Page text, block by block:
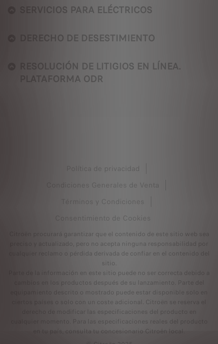
SERVICIOS PARA ELÉCTRICOS
DERECHO DE DESESTIMIENTO
RESOLUCIÓN DE LITIGIOS EN LÍNEA.
PLATAFORMA ODR
Política de privacidad
Condiciones Generales de Venta
Términos y Condiciones
Consentimiento de Cookies
Citroën procurará garantizar que el contenido de este sitio web sea
preciso y actualizado, pero no acepta ninguna responsabilidad por
cualquier reclamo o pérdida derivada de confiar en el contenido del
sitio.
Parte de la información en este sitio puede no ser correcta debido a
cambios en los productos después de su lanzamiento. Parte del
equipamiento descrito o mostrado puede estar disponible solo en
ciertos países o solo con un coste adicional. Citroën se reserva el
derecho de modificar las especificaciones del producto en
cualquier momento. Para las especificaciones reales del producto
en tu país, consulta tu concesionario Citroën local.